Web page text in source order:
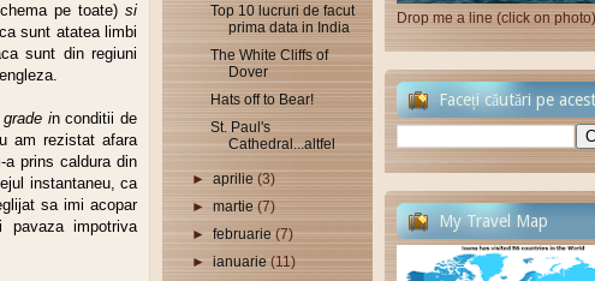
pe toate)si
sunt atatea limbi
sunt din regiuni
in conditii de
am rezistat afara
prins caldura din
instantaneu, ca
sa imi acopar
pavaza impotriva
Top 10 lucruri de facut
prima data in India
The White Cliffs of
Dover
Hats off to Bear!
St. Paul's
Cathedral...altfel
►aprilie (3)
►martie (7)
►februarie (7)
►ianuarie (11)
Drop me a line (click on photo)
Faceți căutări pe
My Travel Map